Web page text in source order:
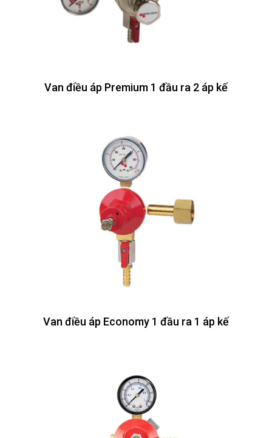
Van điều áp Premium 1 đầu ra 2 áp kế
Van điều áp Economy 1 đầu ra 1 áp kế